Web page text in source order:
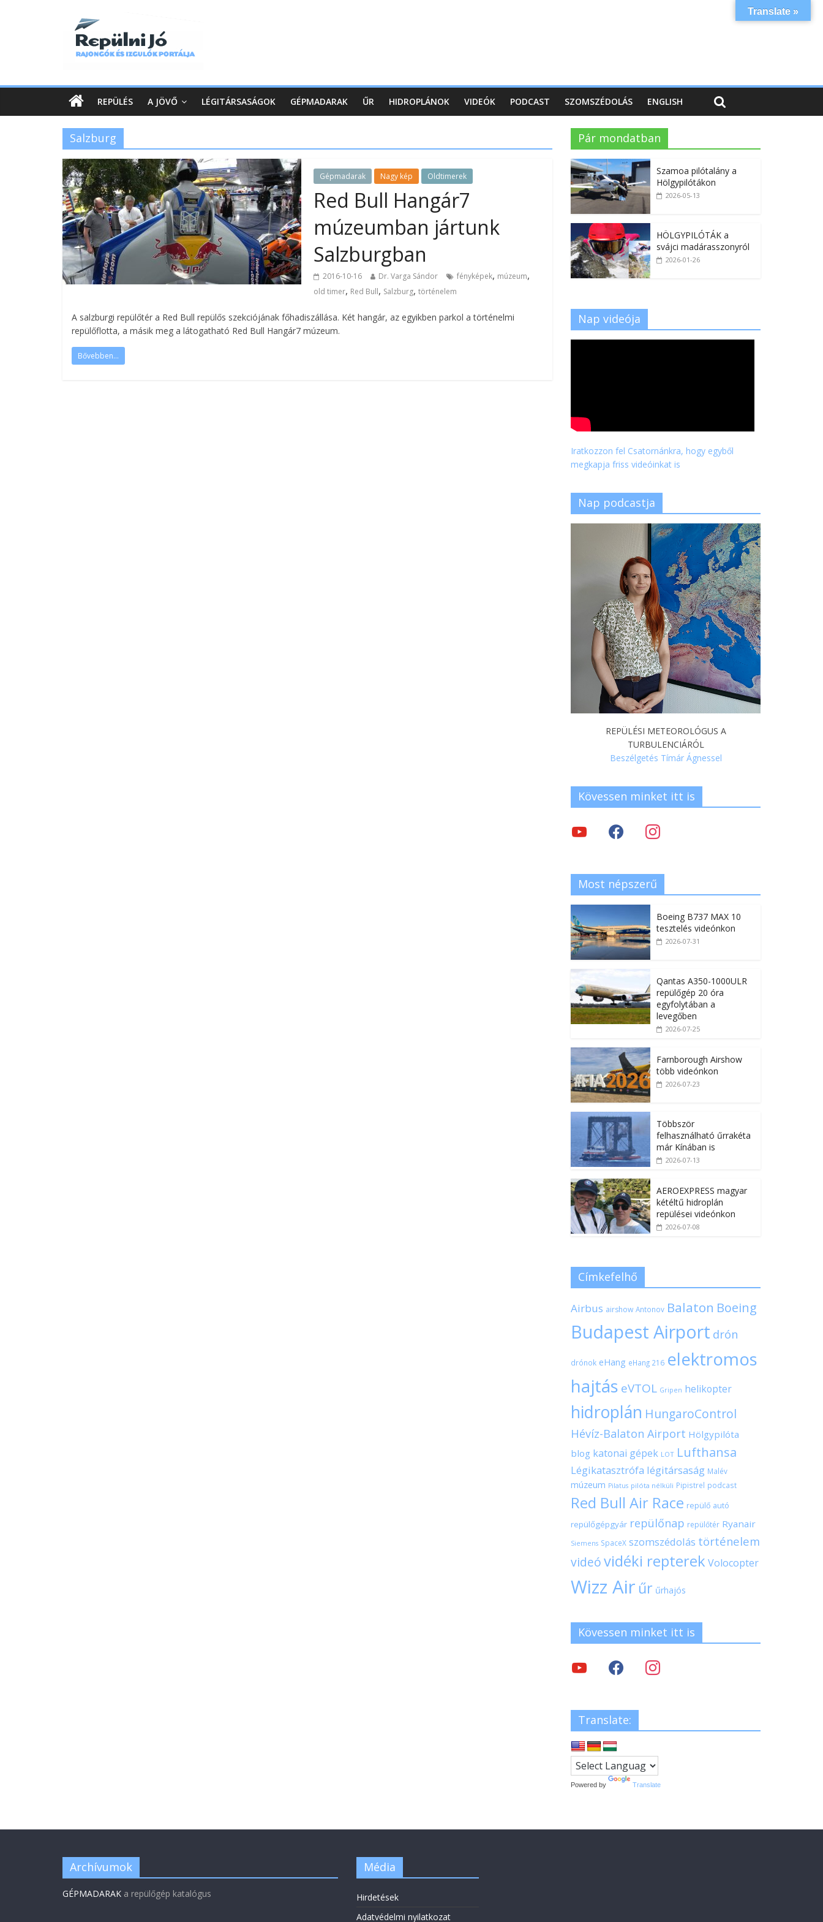
REPÜLÉS A JÖVŐ LÉGITÁRSASÁGOK GÉPMADARAK ŰR HIDROPLÁNOK VIDEÓK PODCAST SZOMSZÉDOLÁS ENGLISH
Salzburg
Gépmadarak Nagy kép Oldtimerek
Red Bull Hangár7
múzeumban jártunk
Salzburgban
2016-10-16 Dr. Varga Sándor fényképek, múzeum,
old timer, Red Bull, Salzburg, történelem
A salzburgi repülőtér a Red Bull repülős szekciójának főhadiszállása. Két hangár, az egyikben parkol a történelmi
repülőflotta, a másik meg a látogatható Red Bull Hangár7 múzeum.
Bővebben...
Pár mondatban
Szamoa pilótalány a
Hölgypilótákon
2026-05-13
HÖLGYPILÓTÁK a
svájci madárasszonyról
2026-01-26
Nap videója
Iratkozzon fel Csatornánkra, hogy egyből
megkapja friss videóinkat is
Nap podcastja
REPÜLÉSI METEOROLÓGUS A
TURBULENCIÁRÓL
Beszélgetés Tímár Ágnessel
Kövessen minket itt is
Most népszerű
Boeing B737 MAX 10
tesztelés videónkon
2026-07-31
Qantas A350-1000ULR
repülőgép 20 óra
egyfolytában a
levegőben
2026-07-25
Farnborough Airshow
több videónkon
2026-07-23
Többször
felhasználható űrrakéta
már Kínában is
2026-07-13
AEROEXPRESS magyar
kétéltű hidroplán
repülései videónkon
2026-07-08
Címkefelhő
Airbus airshow Antonov Balaton Boeing
Budapest Airport drón
drónok eHang eHang 216 elektromos
hajtás eVTOL Gripen helikopter
hidroplán HungaroControl
Hévíz-Balaton Airport Hölgypilóta
blog katonai gépek LOT Lufthansa
Légikatasztrófa légitársaság Malév
múzeum Pilatus pilóta nélküli Pipistrel podcast
Red Bull Air Race repülő autó
repülőgépgyár repülőnap repülőtér Ryanair
Siemens SpaceX szomszédolás történelem
videóvidéki repterek Volocopter
Wizz Air űr űrhajós
Kövessen minket itt is
Translate:
Powered by Translate
Archívumok
GÉPMADARAK a repülőgép katalógus
Média
Hirdetések
Adatvédelmi nyilatkozat
Translate »